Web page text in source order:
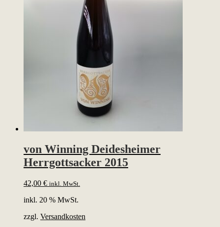
von Winning Deidesheimer
Herrgottsacker 2015
42,00 € inkl. MwSt.
inkl. 20 % MwSt.
zzgl. Versandkosten